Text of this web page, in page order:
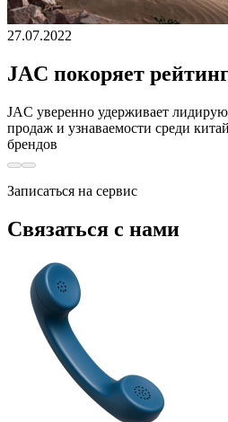
27.07.2022
JAC покоряет
JAС уверенно удерживает
продаж и узнаваемости среди
брендов
Записаться на сервис
Связаться с нами